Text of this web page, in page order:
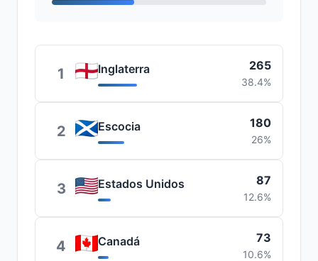
1 Inglaterra 265
38.4%
2 Escocia 180
26%
3 Estados Unidos 87
12.6%
4 Canadá 73
10.6%